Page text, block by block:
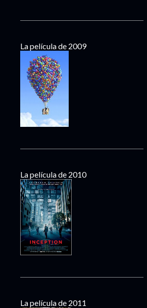
La película de 2009
La película de 2010
La película de 2011